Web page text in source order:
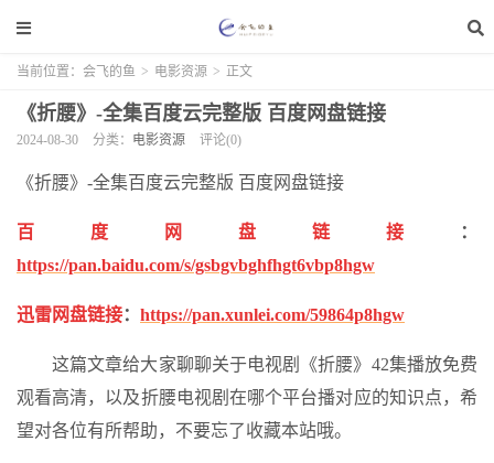
当前位置： 会飞的鱼 > 电影资源 > 正文
《折腰》-全集百度云完整版 百度网盘链接
2024-08-30 分类： 电影资源 评论(0)
《折腰》-全集百度云完整版 百度网盘链接
百度网盘链接
：
https://pan.baidu.com/s/gsbgvbghfhgt6vbp8hgw
迅雷网盘链接： https://pan.xunlei.com/59864p8hgw
这篇文章给大家聊聊关于电视剧《折腰》42集播放免费
观看高清，以及折腰电视剧在哪个平台播对应的知识点，希
望对各位有所帮助，不要忘了收藏本站哦。